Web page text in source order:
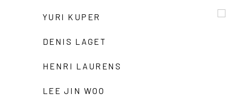
YURI KUPER
DENIS LAGET
HENRI LAURENS
LEE JIN WOO